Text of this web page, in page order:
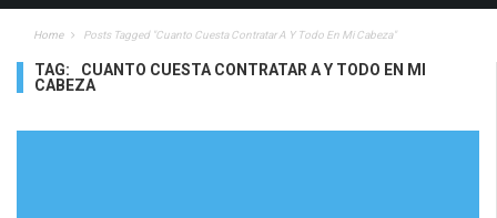
Home Posts Tagged "cuanto Cuesta Contratar A Y Todo En Mi Cabeza"
TAG:
CUANTO CUESTA CONTRATAR A Y TODO EN MI
CABEZA